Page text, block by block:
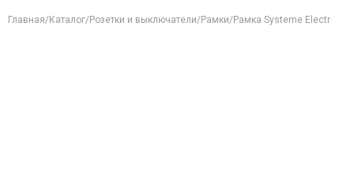
Главная/Каталог/Розетки и выключатели/Рамки/Рамка Systeme Electric